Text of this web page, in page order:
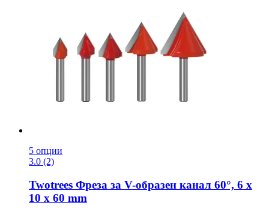
5 опции
3.0 (2)
Twotrees Фреза за V-​образен канал 60°, 6 x
10 x 60 mm